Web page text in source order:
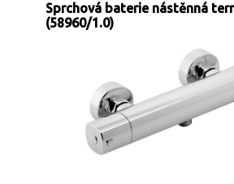
Sprchová baterie nástěnná
(58960/1.0)